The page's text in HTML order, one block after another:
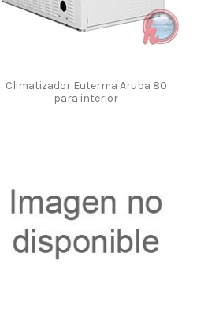
Climatizador Euterma Aruba 80
para interior